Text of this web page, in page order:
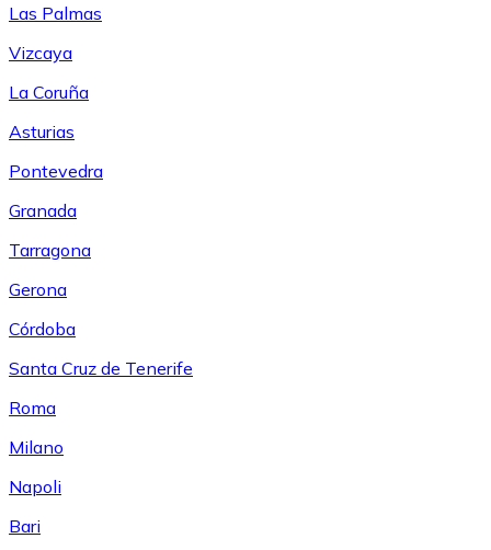
Las Palmas
Vizcaya
La Coruña
Asturias
Pontevedra
Granada
Tarragona
Gerona
Córdoba
Santa Cruz de Tenerife
Roma
Milano
Napoli
Bari